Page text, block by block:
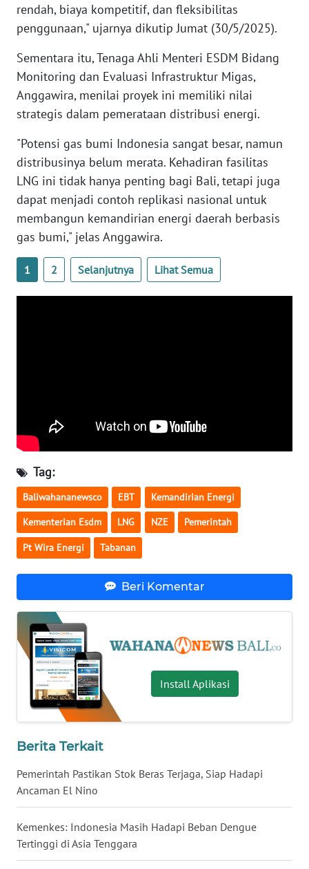
rendah, biaya kompetitif, dan fleksibilitas
penggunaan," ujarnya dikutip Jumat (30/5/2025).
Sementara itu, Tenaga Ahli Menteri ESDM Bidang
Monitoring dan Evaluasi Infrastruktur Migas,
Anggawira, menilai proyek ini memiliki nilai
strategis dalam pemerataan distribusi energi.
"Potensi gas bumi Indonesia sangat besar, namun
distribusinya belum merata. Kehadiran fasilitas
LNG ini tidak hanya penting bagi Bali, tetapi juga
dapat menjadi contoh replikasi nasional untuk
membangun kemandirian energi daerah berbasis
gas bumi," jelas Anggawira.
1 2 Selanjutnya Lihat Semua
Tag:
Baliwahananewsco EBT Kemandirian Energi
Kementerian Esdm LNG NZE Pemerintah
Pt Wira Energi Tabanan
Beri Komentar
Install Aplikasi
Berita Terkait
Pemerintah Pastikan Stok Beras Terjaga, Siap Hadapi
Ancaman El Nino
Kemenkes: Indonesia Masih Hadapi Beban Dengue
Tertinggi di Asia Tenggara
WN
WN
SULTRA
NTB
WN
SULTENG
WN
WN
BABEL
BENGKULU
WN
LAMPUNG
WN
JATENG
WN
JOGJA
WN
JATIM
WN
WN
KALBAR
WN
KALTENG